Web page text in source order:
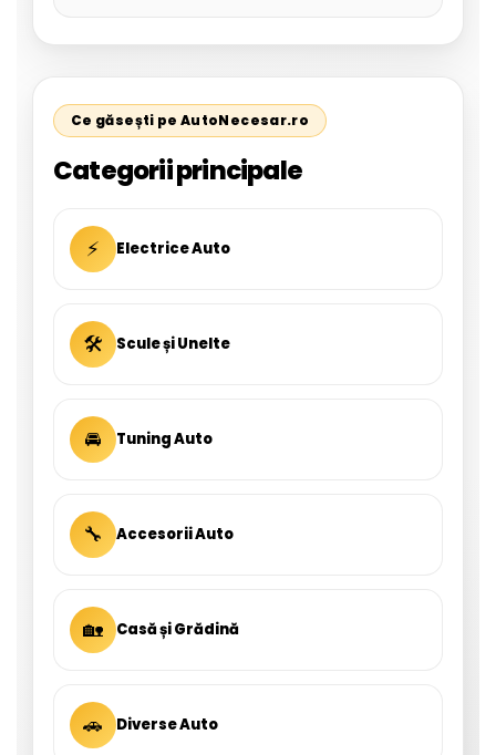
Ce găsești pe AutoNecesar.ro
Categorii principale
⚡ Electrice Auto
🛠 Scule și Unelte
🚘 Tuning Auto
🔧 Accesorii Auto
🏡 Casă și Grădină
🚗 Diverse Auto